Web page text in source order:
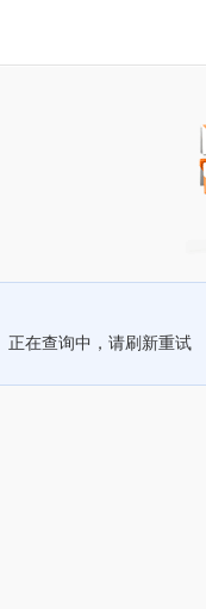
正在查询中，请刷新重试